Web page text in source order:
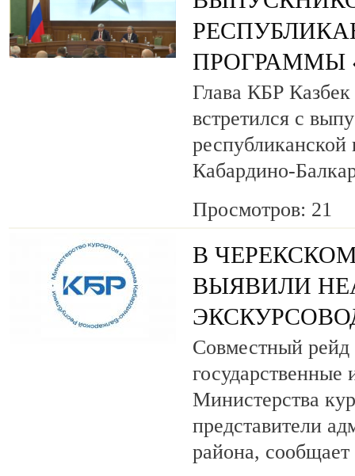
ПРОГРАММЫ
Глава КБР Казбек
встретился с
Кабардино-
Просмотров: 21
В
ВЫЯВИЛИ
Совместный рейд
государственные
Министерства
представители
района,